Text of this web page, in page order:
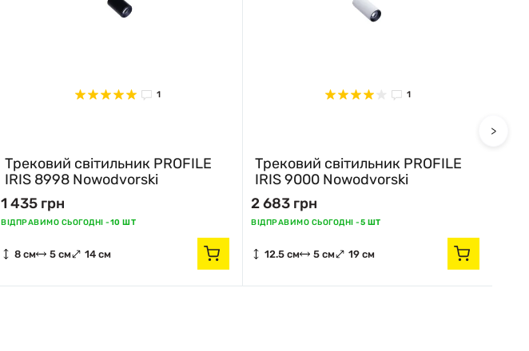
1
Трековий світильник PROFILE
IRIS 8998 Nowodvorski
1 435 грн
ВІДПРАВИМО СЬОГОДНІ -10 ШТ
8 см 5 см 14 см
1
Трековий світильник PROFILE
IRIS 9000 Nowodvorski
2 683 грн
ВІДПРАВИМО СЬОГОДНІ -5 ШТ
12.5 см 5 см 19 см
>